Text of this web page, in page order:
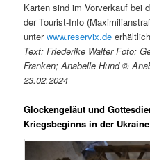
Karten sind im Vorverkauf bei
der Tourist-Info
unterwww.reservix.de
Text: Friederike Walter Foto:
Franken; Anabelle Hund ©
23.02.2024
Glockengeläut und
Kriegsbeginns in der Ukraine